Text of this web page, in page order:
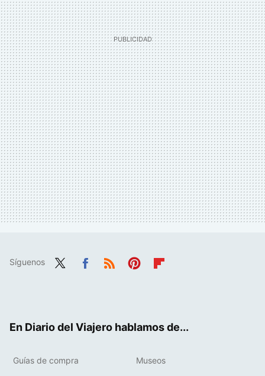
Síguenos
En Diario del Viajero hablamos de...
Guías de compra Museos